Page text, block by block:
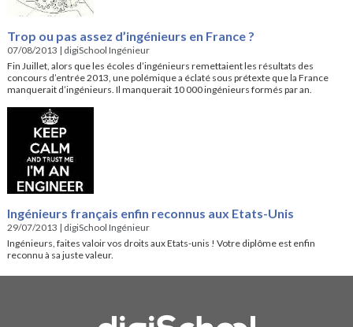
Trop ou pas assez d’ingénieurs en France ?
07/08/2013 | digiSchool Ingénieur
Fin Juillet, alors que les écoles d’ingénieurs remettaient les résultats des
concours d’entrée 2013, une polémique a éclaté sous prétexte que la France
manquerait d’ingénieurs. Il manquerait 10 000 ingénieurs formés par an.
Ingénieurs français enfin reconnus aux Etats-Unis
29/07/2013 | digiSchool Ingénieur
Ingénieurs, faites valoir vos droits aux Etats-unis ! Votre diplôme est enfin
reconnu à sa juste valeur.